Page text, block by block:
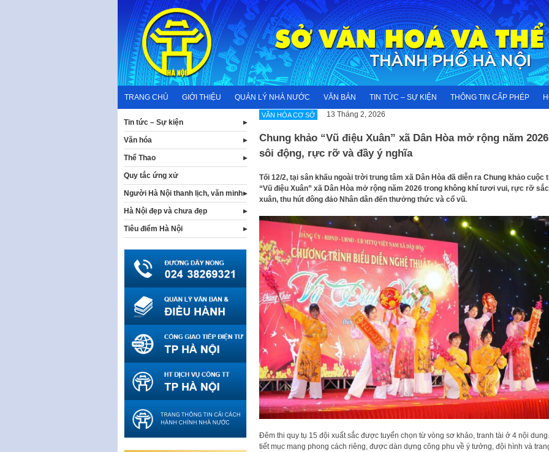
content
TRANG CHỦ GIỚI THIỆU QUẢN LÝ NHÀ NƯỚC VĂN BẢN TIN TỨC – SỰ KIỆN THÔNG TIN CẤP PHÉP
VĂN HÓA CƠ SỞ 13 Tháng 2, 2026
Chung khảo “Vũ điệu Xuân” xã Dân Hòa mở rộng năm
sôi động, rực rỡ và đầy ý nghĩa
Tối 12/2, tại sân khấu ngoài trời trung tâm xã Dân Hòa đã diễn ra Chung khảo cuộc
“Vũ điệu Xuân” xã Dân Hòa mở rộng năm 2026 trong không khí tươi vui, rực rỡ sắc
xuân, thu hút đông đảo Nhân dân đến thưởng thức và cổ vũ.
Đêm thi quy tụ 15 đội xuất sắc được tuyển chọn từ vòng sơ khảo, tranh tài ở 4 nội
tiết mục mang phong cách riêng, được dàn dựng công phu về ý tưởng, đội hình và
Tin tức – Sự kiện
Văn hóa
Thể Thao
Quy tắc ứng xử
Người Hà Nội thanh lịch, văn minh
Hà Nội đẹp và chưa đẹp
Tiêu điểm Hà Nội